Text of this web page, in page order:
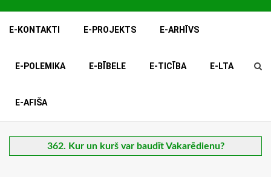
E-KONTAKTI E-PROJEKTS E-ARHĪVS
E-POLEMIKA E-BĪBELE E-TICĪBA E-LTA
E-AFIŠA
362. Kur un kurš var baudīt Vakarēdienu?